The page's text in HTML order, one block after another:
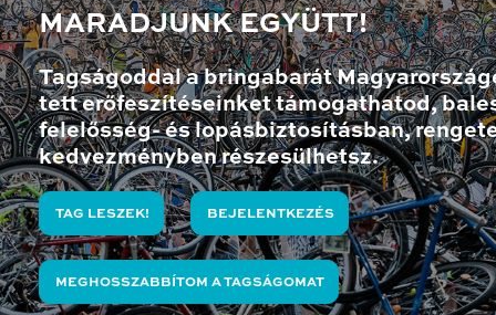
MARADJUNK EGYÜTT!
Tagságoddal a bringabarát
tett erőfeszítéseinket támogathatod,
felelősség- és lopásbiztosításban,
kedvezményben részesülhetsz.
TAG LESZEK! BEJELENTKEZÉS
MEGHOSSZABBÍTOM A TAGSÁGOMAT